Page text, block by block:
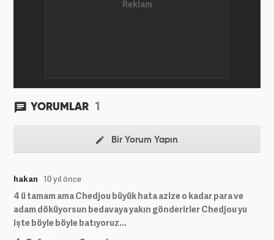
YORUMLAR 1
Bir Yorum Yapın
hakan 10 yıl önce
4 ü tamam ama Chedjou büyük hata azize o kadar para ve
adam döküyorsun bedavaya yakın gönderirler Chedjou yu
işte böyle böyle batıyoruz...